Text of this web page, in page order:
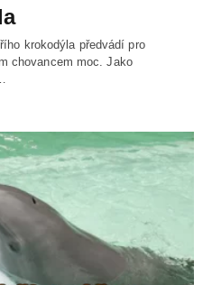
krokodýla předvádí pro
chovancem moc. Jako